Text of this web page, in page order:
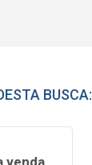
BUSCA: